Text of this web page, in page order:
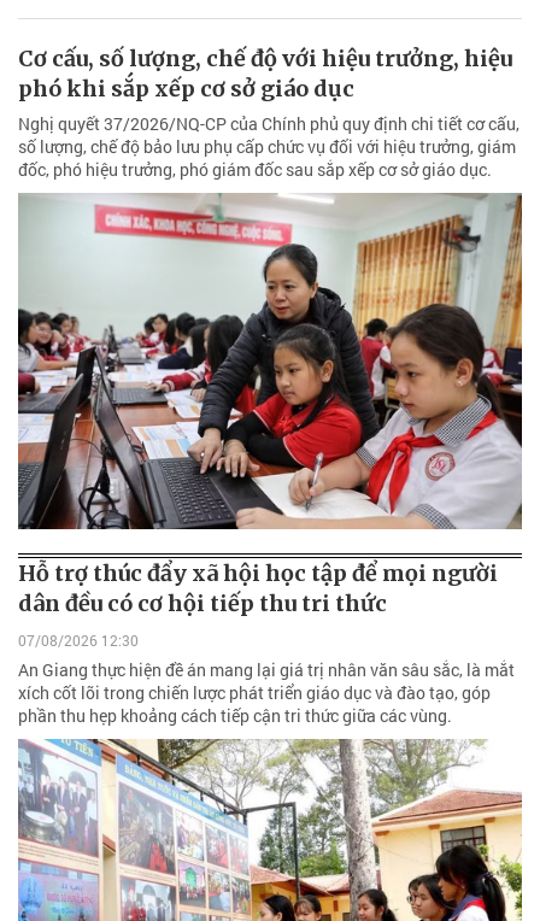
Cơ cấu, số lượng, chế độ với hiệu trưởng, hiệu
phó khi sắp xếp cơ sở giáo dục
Nghị quyết 37/2026/NQ-CP của Chính phủ quy định chi tiết cơ cấu,
số lượng, chế độ bảo lưu phụ cấp chức vụ đối với hiệu trưởng, giám
đốc, phó hiệu trưởng, phó giám đốc sau sắp xếp cơ sở giáo dục.
Hỗ trợ thúc đẩy xã hội học tập để mọi người
dân đều có cơ hội tiếp thu tri thức
07/08/2026 12:30
An Giang thực hiện đề án mang lại giá trị nhân văn sâu sắc, là mắt
xích cốt lõi trong chiến lược phát triển giáo dục và đào tạo, góp
phần thu hẹp khoảng cách tiếp cận tri thức giữa các vùng.